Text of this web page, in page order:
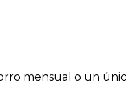
mensual o un